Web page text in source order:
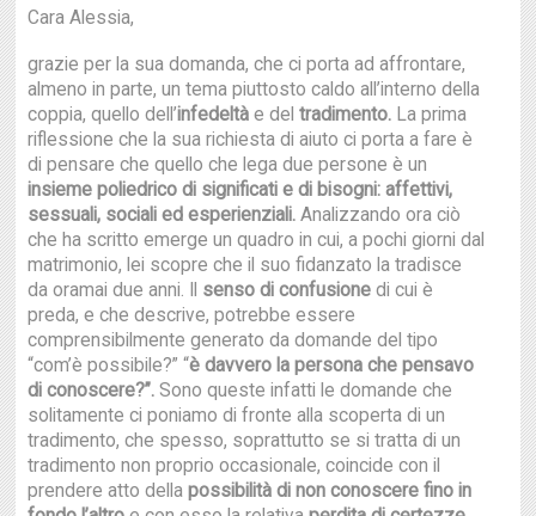
Cara Alessia,
grazie per la sua domanda, che ci porta ad affrontare,
almeno in parte, un tema piuttosto caldo all’interno della
coppia, quello dell’infedeltà e deltradimento. La prima
riflessione che la sua richiesta di aiuto ci porta a fare è
di pensare che quello che lega due persone è un
insieme poliedrico di significati e di bisogni: affettivi,
sessuali, sociali ed esperienziali. Analizzando ora ciò
che ha scritto emerge un quadro in cui, a pochi giorni dal
matrimonio, lei scopre che il suo fidanzato la tradisce
da oramai due anni. Il senso di confusione di cui è
preda, e che descrive, potrebbe essere
comprensibilmente generato da domande del tipo
“com’è possibile?” “è davvero la persona che pensavo
di conoscere?”. Sono queste infatti le domande che
solitamente ci poniamo di fronte alla scoperta di un
tradimento, che spesso, soprattutto se si tratta di un
tradimento non proprio occasionale, coincide con il
prendere atto dellapossibilità di non conoscere fino in